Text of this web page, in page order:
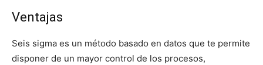
Ventajas
Seis sigma es un método basado en datos que te permite
disponer de un mayor control de los procesos,